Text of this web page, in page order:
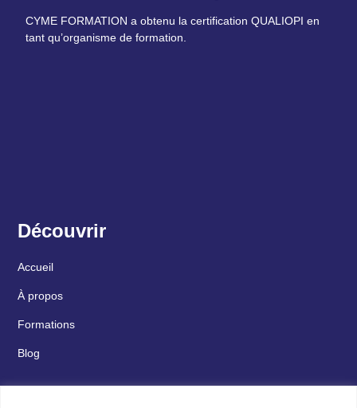
CYME FORMATION a obtenu la certification QUALIOPI en
tant qu’organisme de formation.
Découvrir
Accueil
À propos
Formations
Blog